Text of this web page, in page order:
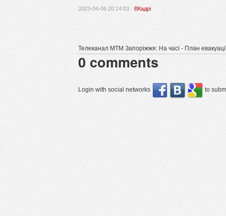
2023-04-06 20:14:03 · ВКадрі
Телеканал МТМ Запоріжжя: На часі - План
0 comments
Login with social networks to